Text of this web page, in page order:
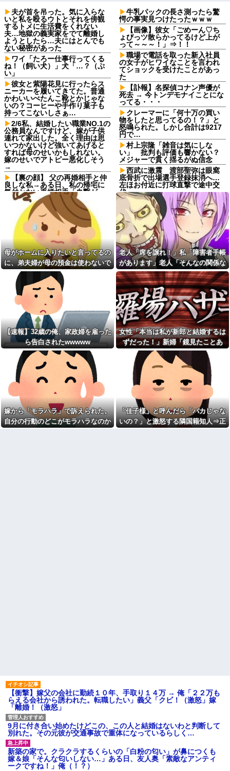
夫が首を吊った。気に入らな
いと私を殴るウトとそれを傍観
するトメに生活費をくれない
夫…地獄の義実家をでて離婚し
ようとしたら…夫にはとんでも
ない秘密があった
ワイ「たろー仕事行ってくる
ね！（飼い犬）」犬「…？（ぷ
い」
彼女と紫陽花見に行ったらス
ニーカーを履いてきてた。普通
かわいいぺたんこ靴とかじゃな
いの？コーヒーや手作り菓子も
持ってこないしさぁ…
2/6私、結婚したい職業NO.1の
公務員なんですけど、嫁が子供
連れて家出した。全く理由は思
いつかないけど強いてあげると
すれば母のせいかもしれない。
嫁のせいでアトピー悪化しそう
→
【裏の顔】 父の再婚相手と仲
良しな私→ある日、私の帰宅に
気付かない再婚相手「血繋がっ
てないのに大学費用出さなきゃ
いけないの腹立つわ…姑だった
ら先に亡くなるのに笑」私
「…」
友達は料理を一口二口食べて
は他の料理に行く。「料理の味
にすぐ飽きて同じ物をずっと食
べていると辛い」らしい
義母が「髪の毛ばかり落ちて
いる」と言うのでベリーショー
トにした。その後の掃除で出た
長い毛を見て「あら、私の毛よ
り長いみたい」と言ったら…
私「私と結婚して幸せ？」旦
那「お前もそう思うだろ？」→
その返事が忘れられず、後日ま
さかの展開に…
私「映画代、5000円出すね」
彼「はい、お釣り」→受け取っ
た金額を見て、デート中の違和
感に気づいてしまい…
憲法9条の内容をめぐって同級
生と大揉め。誰かが意義を申し
立てると「憲法に逆らうなやハ
ンザイ者www」とかほざき...
【しまった…】 コトメに追い
出されたトメと二世帯住宅を建
て、「２F(夫婦のエリア)には絶
対に上がらない」という約束を
したが、早速破って2Fに上が...
の？ｗｗ」「逆に超安い」
私「ちょっと、人の家の金庫
触らないでよ！」キチママ『そ
こに金庫があったから、開けて
みようとしただけ☆』義兄「泥
は出てけ！二度と来るな！」結
果・・・
私「初めて飲む味だけどなん
のお茶？」彼「ちっ！」私「」
【GIF】JSのカンチョーワロ
タ
牛乳パックの長さ測ったら驚
愕の事実見つけたったｗｗｗ
【画像】彼女「ごめーん♡ち
ょびっツ散らかってるけど上が
って～～～！」⇒！！
職場で電話を取った新入社員
の女子がヒワイなことを言われ
てショックを受けたことがあっ
た
【訃報】名探偵コナン声優が
死去 → 今トンデモナイことにな
ってる・・・
クレーマーに「何十万の買い
物をしたと思ってるの！？」と
怒鳴られた。しかし合計は9217
円で…
村上宗隆「雑音は気にしな
い」 批判も評価も響かない？
メジャーで貫く揺るがぬ信念
西武に激震 渡部聖弥は眼窩
底骨折で出場選手登録抹消へ…
左ほお付近に打球直撃で途中交
代
週1エステ＆週3パーソナルジ
ム通いの美意識過剰な先輩「こ
れって普通だよね？」→私「真
似できません…」の不毛なやり
取りに疲れ果てた・・・
【旦那の反応がコレ】夫の女
友達との闇交際が発覚？！その
恐ろしい内容が…ｗｗｗｗ
嫁から連れ子の息子への愛が
足りないから離婚を考えてると
言われた
【画像】速水もこみちが新オ
ープンしたカフェ、サンドイッ
チ1つ3000円
wwwwwwwwwwwwwwwwww
wwwwwwww他
宅配のにーちゃんが米を配達
してくれたら、さっきから外で
話し声が…？「おすそ分けなら
五キロで良いんだけどなぁ」私
(一体誰だよ?!)→夜、友人と飲ん
でいたらピンポーン→結果
なんなのよ！！！すごいわ掃
除！！！！
【ネット史】「鏡の中のアク
トレス事件」夫は正しかったの
に、なぜ喧嘩は終わらなかった
のか
【胸糞】「食に執着がない」
母がホームに入りたいと言ってるの
に、弟夫婦が母の預金は使わないで
と言ってきた。我が弟ながら情けな
くて溜息が出る
老人「席を譲れ！」私「障害者手帳
があります」老人「そんなの関係な
い！」→暴言を浴びせられた直後、
周囲が動き出して…
【速報】32歳の俺、家政婦を雇った
ら告白されたwwwww
女性「本当は私が新郎と結婚するは
ずだった！」新婦「鏡見たことあ
る？」→披露宴が一瞬で騒然となっ
て…
嫁から「モラハラ」で訴えられた。
自分の行動のどこがモラハラなのか
「佳子様」と呼んだら「バカじゃな
いの？」と激怒する隣国籍知人⇒正
【衝撃】嫁父の会社に勤続１０年、手取り１４万 → 俺「２２万も
らえる会社から誘われた。転職したい」義父「クビ！（激怒」嫁
「離婚！（激怒」
9月に付き合い始めたけどこの、この人と結婚はないわと判断して
別れた。その元彼が交通事故で重体になっているらしく…
新築の家で。クラクラするくらいの「白粉の匂い」が鼻につくも
嫁＆娘「そんな匂いしない…」ある日、友人奥「素敵なアンティ
ークですね！」俺（！？）